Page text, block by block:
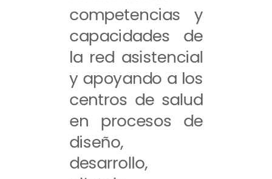
competencias y
capacidades de
la red asistencial
y apoyando a los
centros de salud
en procesos de
diseño,
desarrollo,